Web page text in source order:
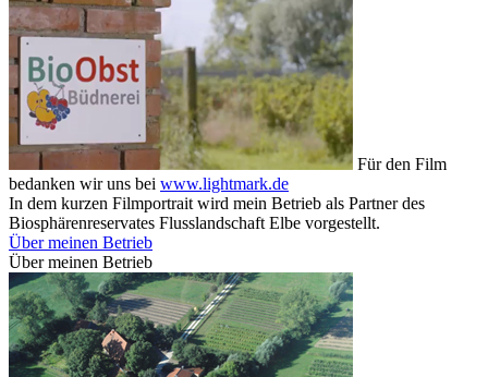
Für den Film
bedanken wir uns bei www.lightmark.de
In dem kurzen Filmportrait wird mein Betrieb als Partner des
Biosphärenreservates Flusslandschaft Elbe vorgestellt.
Über meinen Betrieb
Über meinen Betrieb